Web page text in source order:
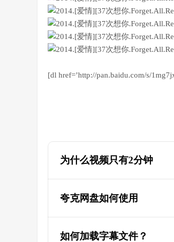
[dl href=’http://pan.baidu.com/s/
为什么视频只有2分钟
为什么迅雷云盘的视频
夸克网盘如何使用
如何加载字幕文件？